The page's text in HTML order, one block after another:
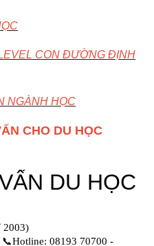
CON ĐƯỜNG ĐỊNH
NGÀNH HỌC
CHO DU HỌC